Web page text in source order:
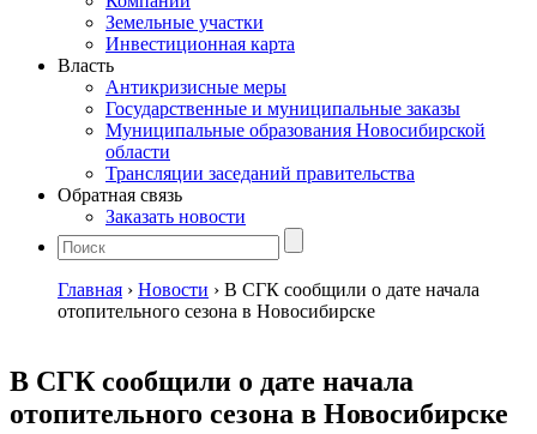
Земельные участки
Инвестиционная карта
Власть
Антикризисные меры
Государственные и муниципальные заказы
Муниципальные образования Новосибирской
области
Трансляции заседаний правительства
Обратная связь
Заказать новости
Главная › Новости › В СГК сообщили о дате начала
отопительного сезона в Новосибирске
В СГК сообщили о дате начала
отопительного сезона в Новосибирске